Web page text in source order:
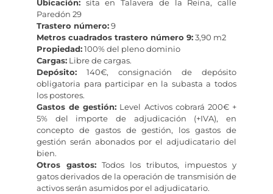
Ubicación: sita en Talavera de la Reina, calle
Paredón 29
Trastero número:9
Metros cuadrados trastero número 9:3,90 m2
Propiedad:100% del pleno dominio
Cargas: Libre de cargas.
Depósito: 140€, consignación de depósito
obligatoria para participar en la subasta a todos
los postores.
Gastos de gestión: Level Activos cobrará 200€ +
5% del importe de adjudicación (+IVA), en
concepto de gastos de gestión, los gastos de
gestión serán abonados por el adjudicatario del
bien.
Otros gastos: Todos los tributos, impuestos y
gatos derivados de la operación de transmisión de
activos serán asumidos por el adjudicatario.